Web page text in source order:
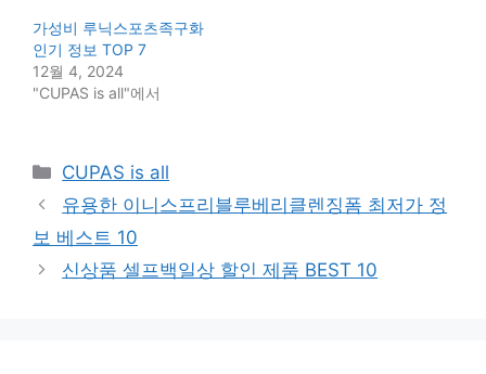
가성비 루닉스포츠족구화
인기 정보 TOP 7
12월 4, 2024
"CUPAS is all"에서
Categories
CUPAS is all
유용한 이니스프리블루베리클렌징폼 최저가 정
보 베스트 10
신상품 셀프백일상 할인 제품 BEST 10